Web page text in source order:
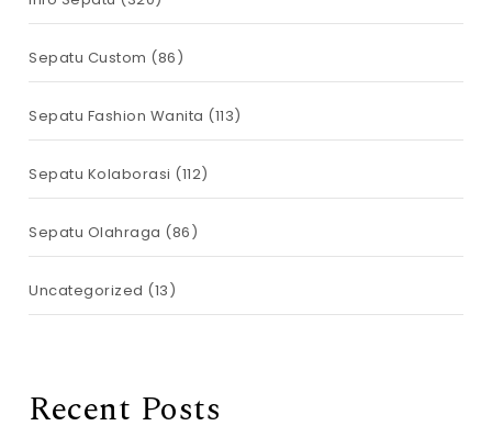
Sepatu Custom (86)
Sepatu Fashion Wanita (113)
Sepatu Kolaborasi (112)
Sepatu Olahraga (86)
Uncategorized (13)
Recent Posts